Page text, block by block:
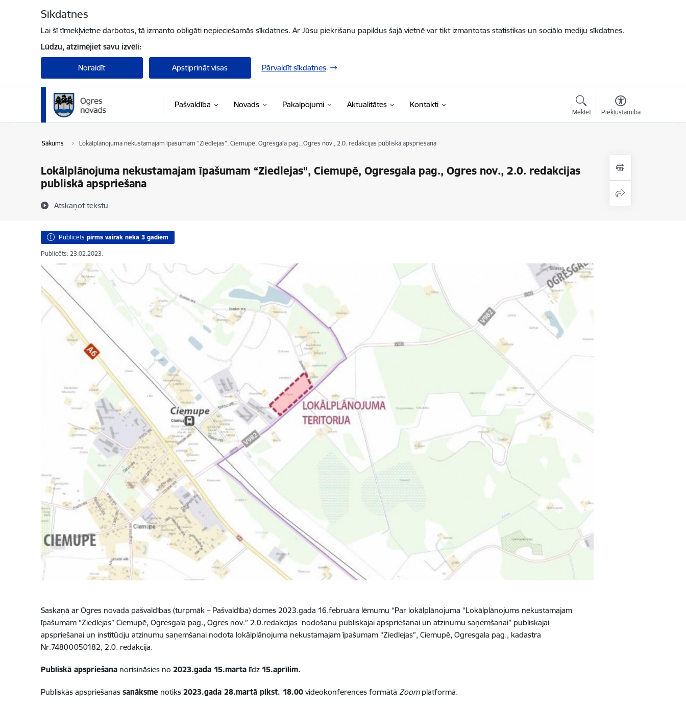
Sīkdatnes
Lai šī tīmekļvietne darbotos, tā izmanto obligāti nepieciešamās sīkdatnes. Ar Jūsu piekrišanu papildus šajā vietnē var tikt izmantotas statistikas un sociālo mediju sīkdatnes.
Lūdzu, atzīmējiet savu izvēli:
Noraidīt Apstiprināt visas Pārvaldīt sīkdatnes
Pašvaldība Novads Pakalpojumi Aktualitātes Kontakti
Meklēt Piekļūstamība
Sākums Lokālplānojuma nekustamajam īpašumam “Ziedlejas”, Ciemupē, Ogresgala pag., Ogres nov., 2.0. redakcijas publiskā apspriešana
Lokālplānojuma nekustamajam īpašumam “Ziedlejas”, Ciemupē, Ogresgala pag., Ogres nov., 2.0. redakcijas
publiskā apspriešana
Atskaņot tekstu
Publicēts pirms vairāk nekā 3 gadiem
Publicēts: 23.02.2023.
Saskaņā ar Ogres novada pašvaldības (turpmāk – Pašvaldība) domes 2023.gada 16.februāra lēmumu “Par lokālplānojuma “Lokālplānojums nekustamajam
īpašumam “Ziedlejas” Ciemupē, Ogresgala pag., Ogres nov.” 2.0.redakcijas nodošanu publiskajai apspriešanai un atzinumu saņemšanai” publiskajai
apspriešanai un institūciju atzinumu saņemšanai nodota lokālplānojuma nekustamajam īpašumam “Ziedlejas”, Ciemupē, Ogresgala pag., kadastra
Nr.74800050182, 2.0. redakcija.
Publiskā apspriešananorisināsies no 2023.gada 15.martalīdz 15.aprīlim.
Publiskās apspriešanas sanāksmenotiks 2023.gada 28.martā plkst. 18.00videokonferences formātā Zoom platformā.